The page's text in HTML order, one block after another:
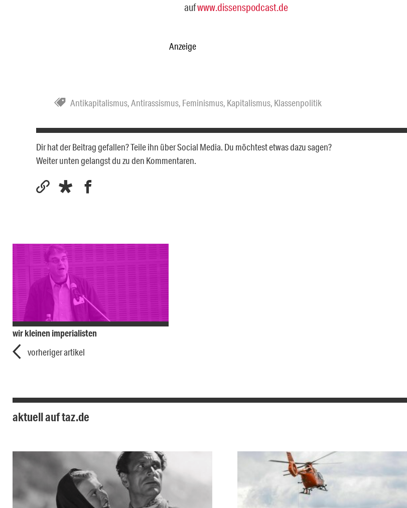
aufwww.dissenspodcast.de
Anzeige
Antikapitalismus,Antirassismus, Feminismus, Kapitalismus, Klassenpolitik
Dir hat der Beitrag gefallen? Teile ihn über Social Media. Du möchtest etwas dazu sagen?
Weiter unten gelangst du zu den Kommentaren.
wir kleinen imperialisten
vorheriger artikel
aktuell auf taz.de